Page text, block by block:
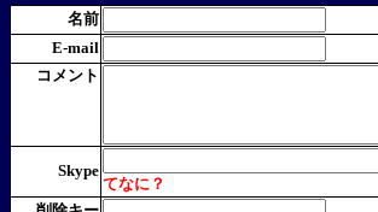
名前
E-mail
コメント
Skype
てなに？